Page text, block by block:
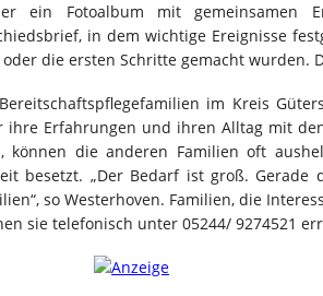
ein Fotoalbum mit gemeinsamen
in dem wichtige Ereignisse
oder die ersten Schritte gemacht wurden.
im Kreis
ihre Erfahrungen und ihren Alltag mit
können die anderen Familien oft
besetzt. „Der Bedarf ist groß.
so Westerhoven. Familien, die
sie telefonisch unter 05244/ 9274521